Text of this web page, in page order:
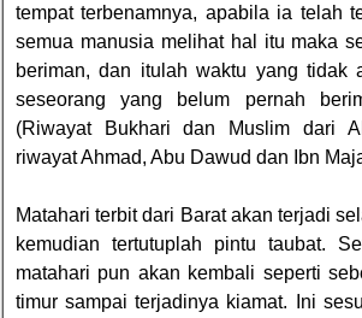
tempat terbenamnya, apabila ia telah
semua manusia melihat hal itu maka
beriman, dan itulah waktu yang tidak
seseorang yang belum pernah
(Riwayat Bukhari dan Muslim dari
riwayat Ahmad, Abu Dawud dan Ibn
Matahari terbit dari Barat akan terjadi
kemudian tertutuplah pintu taubat.
matahari pun akan kembali seperti
timur sampai terjadinya kiamat. Ini